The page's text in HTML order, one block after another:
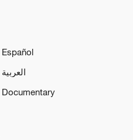
Español
العربية
Documentary